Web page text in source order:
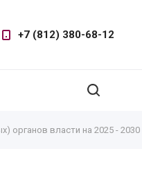
+7 (812) 380-68-12
органов власти на 2025 -